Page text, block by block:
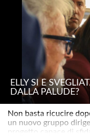
ELLY SI È
DALLA PALUDE?
Non basta ricucire
un nuovo gruppo
progetto capace di